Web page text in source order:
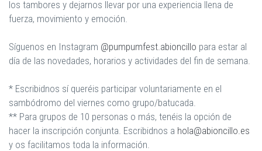
los tambores y dejarnos llevar por una experiencia llena de
fuerza, movimiento y emoción.
Síguenos en Instagram @pumpumfest.abioncillo para estar al
día de las novedades, horarios y actividades del fin de semana.
* Escribidnos sí queréis participar voluntariamente en el
sambódromo del viernes como grupo/batucada.
** Para grupos de 10 personas o más, tenéis la opción de
hacer la inscripción conjunta. Escribidnos a hola@abioncillo.es
y os facilitamos toda la información.